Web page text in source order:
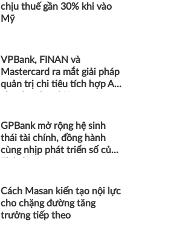
chịu thuế gần 30% khi vào
Mỹ
VPBank, FINAN và
Mastercard ra mắt giải pháp
quản trị chi tiêu tích hợp AI
GPBank mở rộng hệ sinh
thái tài chính, đồng hành
cùng nhịp phát triển số của
Cách Masan kiến tạo nội lực
cho chặng đường tăng
trưởng tiếp theo